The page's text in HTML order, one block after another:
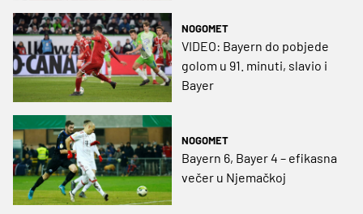
NOGOMET
VIDEO: Bayern do pobjede
golom u 91. minuti, slavio i
Bayer
NOGOMET
Bayern 6, Bayer 4 – efikasna
večer u Njemačkoj